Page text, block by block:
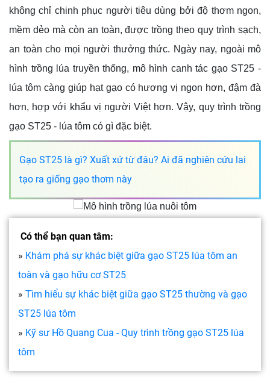
không chỉ chinh phục người tiêu dùng bởi độ thơm ngon,
mềm dẻo mà còn an toàn, được trồng theo quy trình sạch,
an toàn cho mọi người thưởng thức. Ngày nay, ngoài mô
hình trồng lúa truyền thống, mô hình canh tác gạo ST25 -
lúa tôm càng giúp hạt gạo có hương vị ngon hơn, đậm đà
hơn, hợp với khẩu vị người Việt hơn. Vậy, quy trình trồng
gạo ST25 - lúa tôm có gì đặc biệt.
Gạo ST25 là gì? Xuất xứ từ đâu? Ai đã nghiên cứu lai
tạo ra giống gạo thơm này
Có thể bạn quan tâm:
» Khám phá sự khác biệt giữa gạo ST25 lúa tôm an
toàn và gạo hữu cơ ST25
» Tìm hiểu sự khác biệt giữa gạo ST25 thường và gạo
ST25 lúa tôm
» Kỹ sư Hồ Quang Cua - Quy trình trồng gạo ST25 lúa
tôm